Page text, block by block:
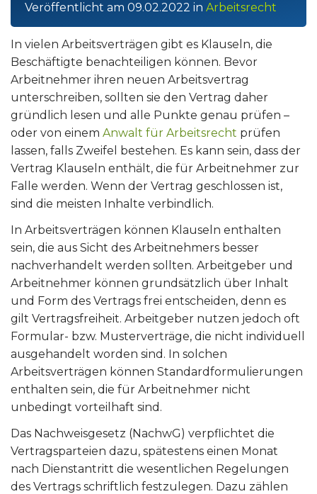
Veröffentlicht am 09.02.2022 in Arbeitsrecht
In vielen Arbeitsverträgen gibt es Klauseln, die
Beschäftigte benachteiligen können. Bevor
Arbeitnehmer ihren neuen Arbeitsvertrag
unterschreiben, sollten sie den Vertrag daher
gründlich lesen und alle Punkte genau prüfen –
oder von einem Anwalt für Arbeitsrecht prüfen
lassen, falls Zweifel bestehen. Es kann sein, dass der
Vertrag Klauseln enthält, die für Arbeitnehmer zur
Falle werden. Wenn der Vertrag geschlossen ist,
sind die meisten Inhalte verbindlich.
In Arbeitsverträgen können Klauseln enthalten
sein, die aus Sicht des Arbeitnehmers besser
nachverhandelt werden sollten. Arbeitgeber und
Arbeitnehmer können grundsätzlich über Inhalt
und Form des Vertrags frei entscheiden, denn es
gilt Vertragsfreiheit. Arbeitgeber nutzen jedoch oft
Formular- bzw. Musterverträge, die nicht individuell
ausgehandelt worden sind. In solchen
Arbeitsverträgen können Standardformulierungen
enthalten sein, die für Arbeitnehmer nicht
unbedingt vorteilhaft sind.
Das Nachweisgesetz (NachwG) verpflichtet die
Vertragsparteien dazu, spätestens einen Monat
nach Dienstantritt die wesentlichen Regelungen
des Vertrags schriftlich festzulegen. Dazu zählen